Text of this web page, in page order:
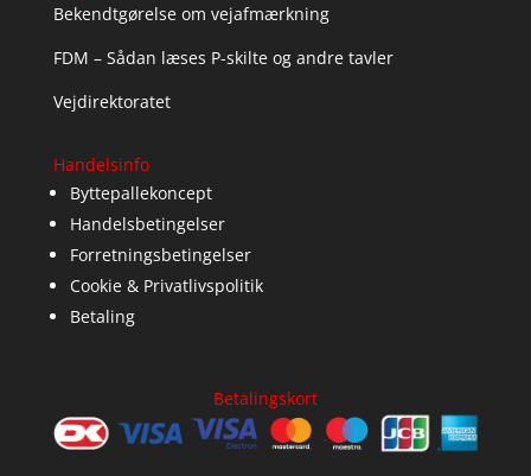
Bekendtgørelse om vejafmærkning
FDM – Sådan læses P-skilte og andre tavler
Vejdirektoratet
Handelsinfo
Byttepallekoncept
Handelsbetingelser
Forretningsbetingelser
Cookie & Privatlivspolitik
Betaling
Betalingskort